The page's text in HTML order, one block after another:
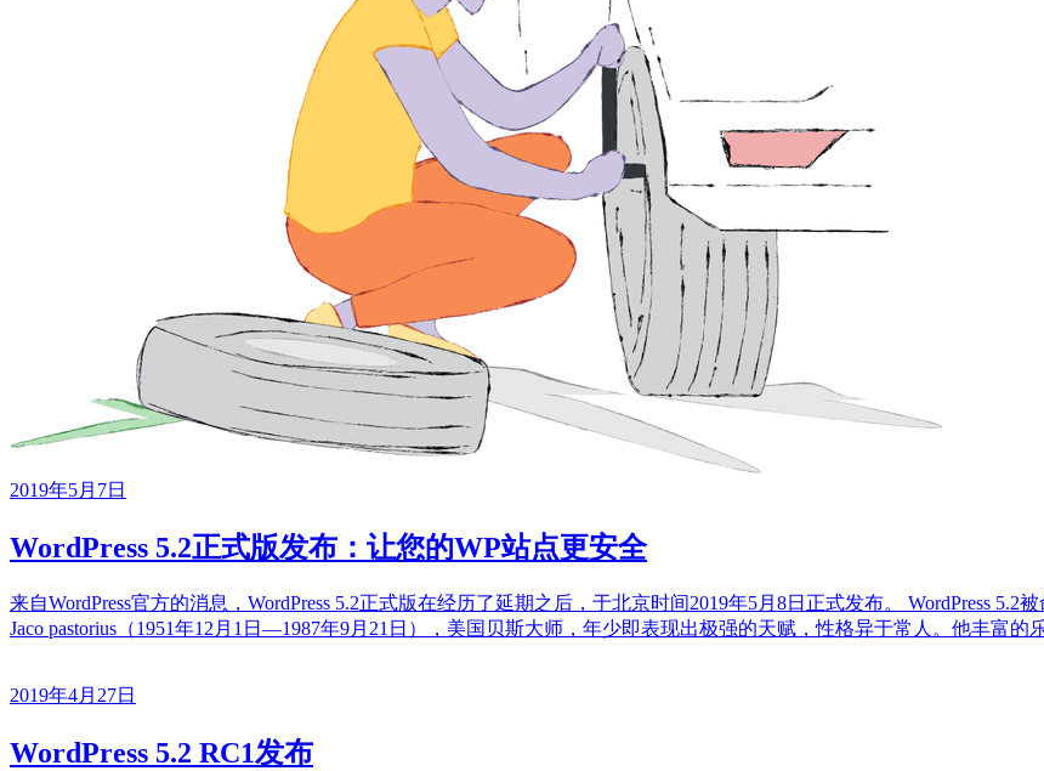
2019年5月7日
WordPress 5.2正式版发布：让您的WP站点更安全
来自WordPress官方的消息，WordPress 5.2正式版在经历了延期之后，于北京时间2019年5月8日正式发布。 WordPress 5.2
Jaco pastorius（1951年12月1日—1987年9月21日），美国贝斯大师，年少即表现出极强的天赋，性格异于常人。他丰富的
2019年4月27日
WordPress 5.2 RC1发布